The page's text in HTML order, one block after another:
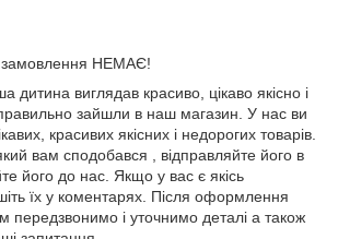
замовлення НЕМАЄ!
дитина виглядав красиво, цікаво якісно і
зайшли в наш магазин. У нас ви
красивих якісних і недорогих товарів.
вам сподобався , відправляйте його в
його до нас. Якщо у вас є якісь
їх у коментарях. Після оформлення
передзвонимо і уточнимо деталі а також